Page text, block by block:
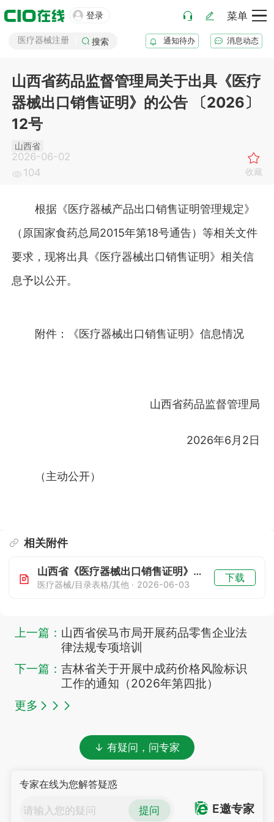
 登录 菜单
化妆品注册
搜索 通知待办 消息动态
山西省药品监督管理局关于出具《医疗
器械出口销售证明》的公告 〔2026〕
12号
山西省
2026-06-02
104
收藏
根据《医疗器械产品出口销售证明管理规定》
（原国家食药总局2015年第18号通告）等相关文件
要求，现将出具《医疗器械出口销售证明》相关信
息予以公开。
附件： 《医疗器械出口销售证明》信息情况
山西省药品监督管理局
2026年6月2日
（主动公开）
相关附件
山西省《医疗器械出口销售证明》信息情况
医疗器械/目录表格/其他 · 2026-06-03
下载
上一篇： 山西省侯马市局开展药品零售企业法
律法规专项培训
下一篇： 吉林省关于开展中成药价格风险标识
工作的通知（2026年第四批）
更多
↓ 有疑问，问专家
专家在线为您解答疑惑
提问 E邀专家